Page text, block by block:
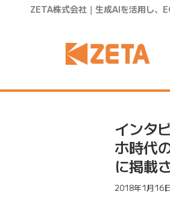
ZETA株式会社｜生成AIを活用し、
インタ
ホ時代
に掲載
2018年1月16